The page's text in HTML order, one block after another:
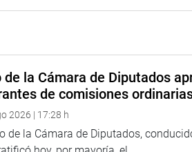
Gilbert Violeta (PPK),
sobre la reforma electoral estará
de la Cámara de Diputados
de comisiones
2026 | 17:28 h
de la Cámara de Diputados,